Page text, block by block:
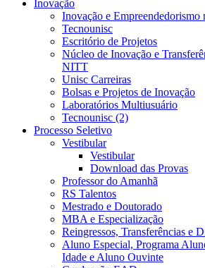
Inovação
Inovação e Empreendedorismo
Tecnounisc
Escritório de Projetos
Núcleo de Inovação e
NITT
Unisc Carreiras
Bolsas e Projetos de Inovação
Laboratórios Multiusuário
Tecnounisc (2)
Processo Seletivo
Vestibular
Vestibular
Download das Provas
Professor do Amanhã
RS Talentos
Mestrado e Doutorado
MBA e Especialização
Reingressos, Transferências e
Aluno Especial, Programa
Idade e Aluno Ouvinte